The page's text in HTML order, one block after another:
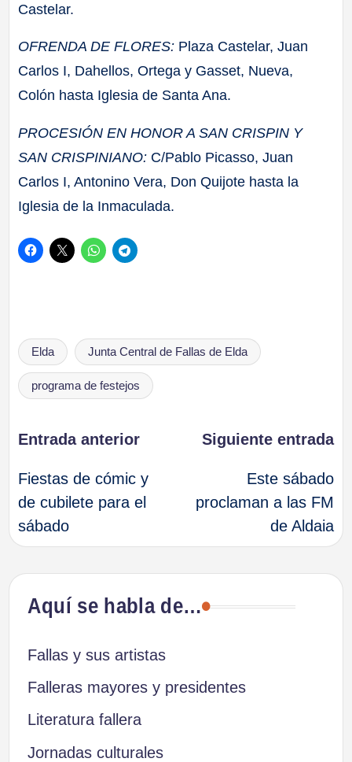
Castelar.
OFRENDA DE FLORES: Plaza Castelar, Juan
Carlos I, Dahellos, Ortega y Gasset, Nueva,
Colón hasta Iglesia de Santa Ana.
PROCESIÓN EN HONOR A SAN CRISPIN Y
SAN CRISPINIANO: C/Pablo Picasso, Juan
Carlos I, Antonino Vera, Don Quijote hasta la
Iglesia de la Inmaculada.
Etiquetas:
Elda Junta Central de Fallas de Elda
programa de festejos
Navegación
de
entradas
Entrada anterior
Fiestas de cómic y
de cubilete para el
sábado
Siguiente entrada
Este sábado
proclaman a las FM
de Aldaia
Aquí se habla de…
Fallas y sus artistas
Falleras mayores y presidentes
Literatura fallera
Jornadas culturales